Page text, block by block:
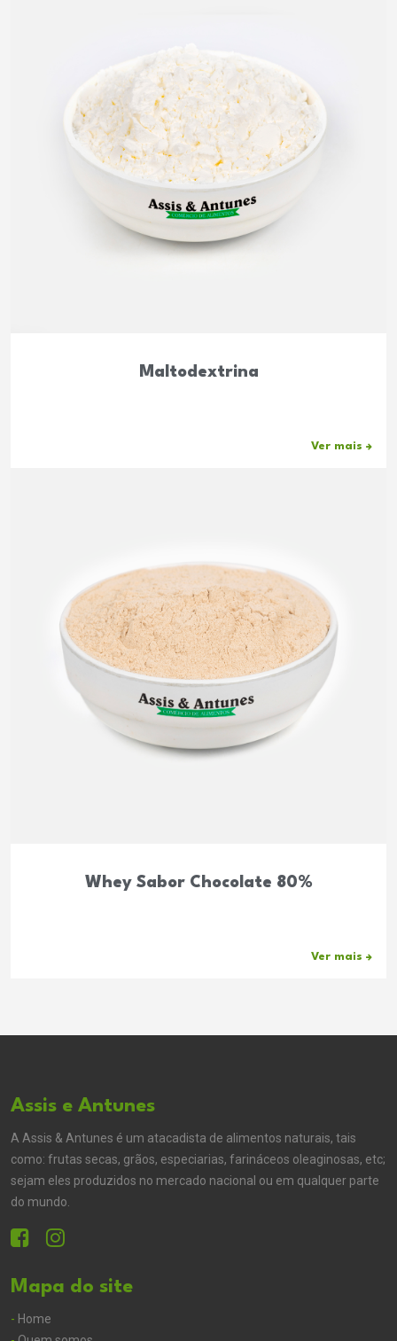
Maltodextrina
Ver mais
Whey Sabor Chocolate 80%
Ver mais
Assis e Antunes
A Assis & Antunes é um atacadista de alimentos naturais, tais
como: frutas secas, grãos, especiarias, farináceos oleaginosas, etc;
sejam eles produzidos no mercado nacional ou em qualquer parte
do mundo.
Mapa do site
- Home